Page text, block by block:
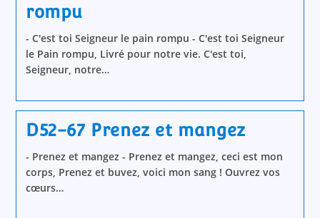
rompu
- C'est toi Seigneur le pain rompu - C'est toi Seigneur
le Pain rompu, Livré pour notre vie. C'est toi,
Seigneur, notre…
D52-67 Prenez et mangez
- Prenez et mangez - Prenez et mangez, ceci est mon
corps, Prenez et buvez, voici mon sang ! Ouvrez vos
cœurs…